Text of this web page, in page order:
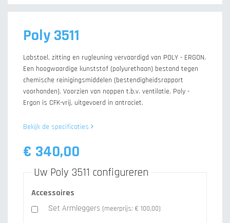
Poly 3511
Labstoel, zitting en rugleuning vervaardigd van POLY - ERGON.
Een hoogwaardige kunststof (polyurethaan) bestand tegen
chemische reinigingsmiddelen (bestendigheidsrapport
voorhanden). Voorzien van noppen t.b.v. ventilatie. Poly -
Ergon is CFK-vrij, uitgevoerd in antraciet.
Bekijk de specificaties
€ 340,00
Uw Poly 3511 configureren
Accessoires
Set Armleggers (meerprijs: € 100,00)